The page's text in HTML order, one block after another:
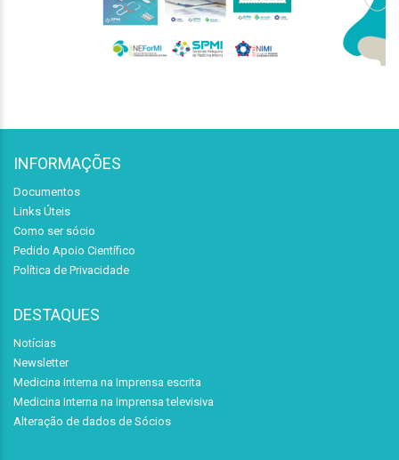
INFORMAÇÕES
Documentos
Links Úteis
Como ser sócio
Pedido Apoio Científico
Política de Privacidade
DESTAQUES
Notícias
Newsletter
Medicina Interna na Imprensa escrita
Medicina Interna na Imprensa televisiva
Alteração de dados de Sócios